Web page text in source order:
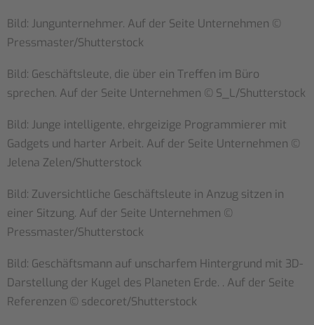
Bild: Jungunternehmer. Auf der Seite Unternehmen ©
Pressmaster/Shutterstock
Bild: Geschäftsleute, die über ein Treffen im Büro
sprechen. Auf der Seite Unternehmen © S_L/Shutterstock
Bild: Junge intelligente, ehrgeizige Programmierer mit
Gadgets und harter Arbeit. Auf der Seite Unternehmen ©
Jelena Zelen/Shutterstock
Bild: Zuversichtliche Geschäftsleute in Anzug sitzen in
einer Sitzung. Auf der Seite Unternehmen ©
Pressmaster/Shutterstock
Bild: Geschäftsmann auf unscharfem Hintergrund mit 3D-
Darstellung der Kugel des Planeten Erde. . Auf der Seite
Referenzen © sdecoret/Shutterstock